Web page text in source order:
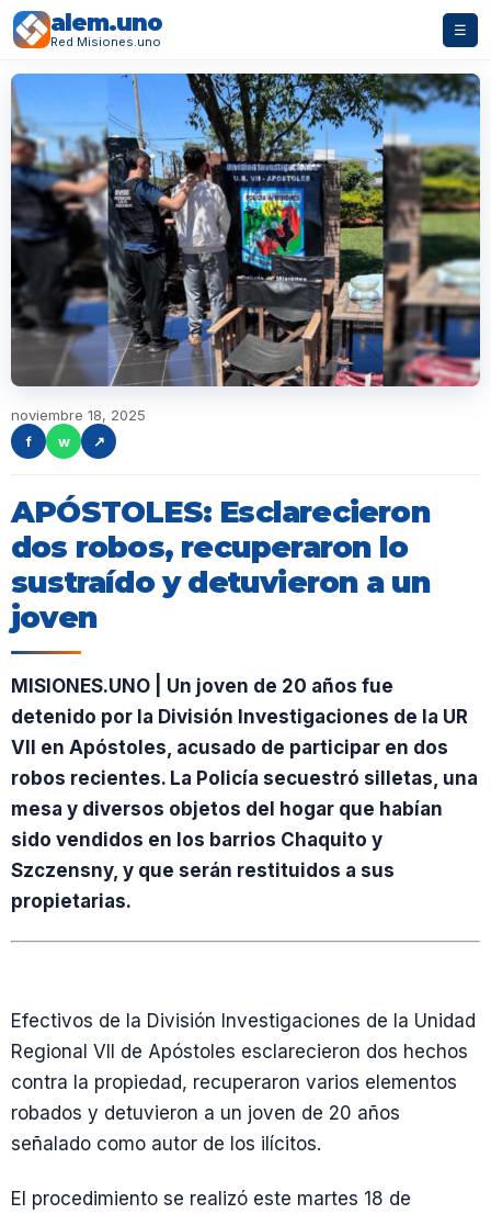
alem.uno
Red Misiones.uno
☰
noviembre 18, 2025
f
w ↗
APÓSTOLES: Esclarecieron
dos robos, recuperaron lo
sustraído y detuvieron a un
joven
MISIONES.UNO | Un joven de 20 años fue
detenido por la División Investigaciones de la UR
VII en Apóstoles, acusado de participar en dos
robos recientes. La Policía secuestró silletas, una
mesa y diversos objetos del hogar que habían
sido vendidos en los barrios Chaquito y
Szczensny, y que serán restituidos a sus
propietarias.
Efectivos de la División Investigaciones de la Unidad
Regional VII de Apóstoles esclarecieron dos hechos
contra la propiedad, recuperaron varios elementos
robados y detuvieron a un joven de 20 años
señalado como autor de los ilícitos.
El procedimiento se realizó este martes 18 de